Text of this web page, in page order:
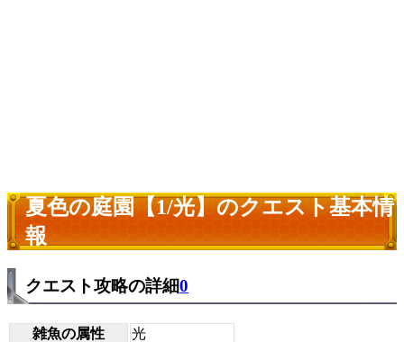
夏色の庭園【1/光】のクエスト基本情
報
クエスト攻略の詳細0
雑魚の属性
光